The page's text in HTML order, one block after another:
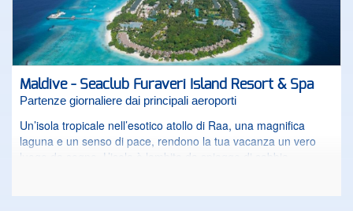
Maldive - Seaclub Furaveri Island Resort & Spa
Partenze giornaliere dai principali aeroporti
Un’isola tropicale nell’esotico atollo di Raa, una magnifica
laguna e un senso di pace, rendono la tua vacanza un vero
luogo da sogno. L’isola è lambita da spiagge di sabbia